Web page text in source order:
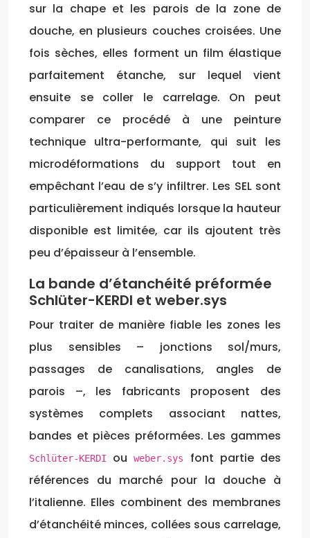
sur la chape et les parois de la zone de
douche, en plusieurs couches croisées. Une
fois sèches, elles forment un film élastique
parfaitement étanche, sur lequel vient
ensuite se coller le carrelage. On peut
comparer ce procédé à une peinture
technique ultra-performante, qui suit les
microdéformations du support tout en
empêchant l’eau de s’y infiltrer. Les SEL sont
particulièrement indiqués lorsque la hauteur
disponible est limitée, car ils ajoutent très
peu d’épaisseur à l’ensemble.
La bande d’étanchéité préformée
Schlüter-KERDI et weber.sys
Pour traiter de manière fiable les zones les
plus sensibles – jonctions sol/murs,
passages de canalisations, angles de
parois –, les fabricants proposent des
systèmes complets associant nattes,
bandes et pièces préformées. Les gammes
Schlüter-KERDI ouweber.sys
font partie des
références du marché pour la douche à
l’italienne. Elles combinent des membranes
d’étanchéité minces, collées sous carrelage,